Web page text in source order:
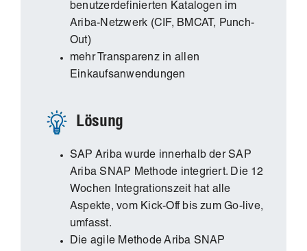
benutzerdefinierten Katalogen im
Ariba-Netzwerk (CIF, BMCAT, Punch-
Out)
mehr Transparenz in allen
Einkaufsanwendungen
Lösung
SAP Ariba wurde innerhalb der SAP
Ariba SNAP Methode integriert. Die 12
Wochen Integrationszeit hat alle
Aspekte, vom Kick-Off bis zum Go-live,
umfasst.
Die agile Methode Ariba SNAP